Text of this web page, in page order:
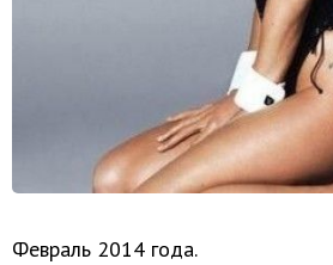
Февраль 2014 года.